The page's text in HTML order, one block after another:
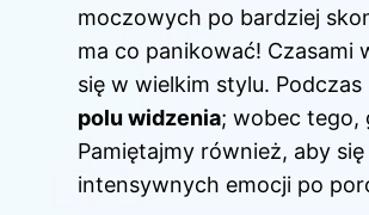
moczowych po bardziej
ma co panikować! Czasami
się w wielkim stylu.
polu widzenia; wobec tego,
Pamiętajmy również, aby
intensywnych emocji po